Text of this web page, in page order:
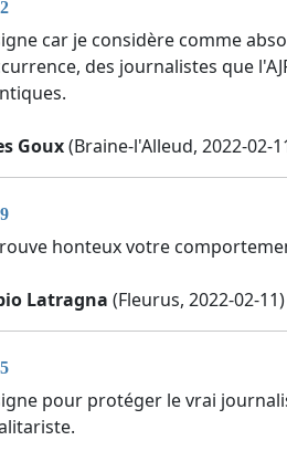
car je considère comme
des journalistes que
Goux(Braine-l'Alleud, 2022-02-
honteux votre
Latragna (Fleurus, 2022-02-11)
pour protéger le vrai